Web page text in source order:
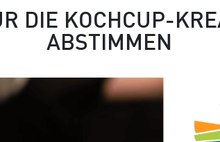
DIE KOCHCUP-
ABSTIMMEN